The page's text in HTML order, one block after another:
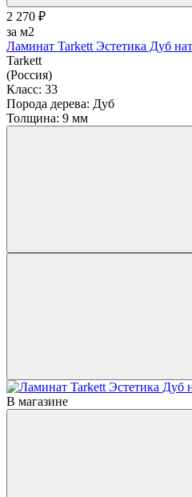
2 270 ₽
за м2
Ламинат Tarkett Эстетика Дуб
Tarkett
(Россия)
Класс: 33
Порода дерева: Дуб
Толщина: 9 мм
В магазине